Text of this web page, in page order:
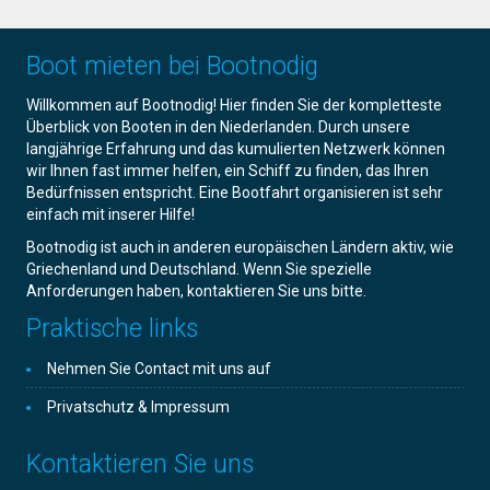
Boot mieten bei Bootnodig
Willkommen auf Bootnodig! Hier finden Sie der kompletteste
Überblick von Booten in den Niederlanden. Durch unsere
langjährige Erfahrung und das kumulierten Netzwerk können
wir Ihnen fast immer helfen, ein Schiff zu finden, das Ihren
Bedürfnissen entspricht. Eine Bootfahrt organisieren ist sehr
einfach mit inserer Hilfe!
Bootnodig ist auch in anderen europäischen Ländern aktiv, wie
Griechenland und Deutschland. Wenn Sie spezielle
Anforderungen haben, kontaktieren Sie uns bitte.
Praktische links
Nehmen Sie Contact mit uns auf
Privatschutz & Impressum
Kontaktieren Sie uns